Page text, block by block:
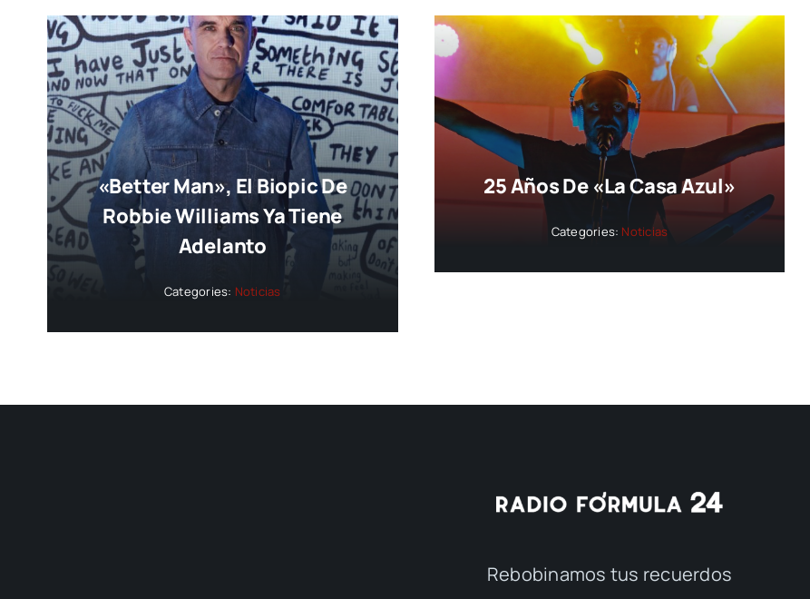
«Better Man», El Biopic De
Robbie Williams Ya Tiene
Adelanto
Categories: Noticias
25 Años De «La Casa Azul»
Categories: Noticias
Rebobinamos tus recuerdos